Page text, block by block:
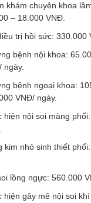
khám chuyên khoa
– 18.000 VNĐ.
trị hồi sức: 330.000
bệnh nội khoa:
ngày.
bệnh ngoại khoa:
VNĐ/ ngày.
hiện nội soi màng
kim nhỏ sinh thiết
lồng ngực: 560.000
hiện gây mê nội soi